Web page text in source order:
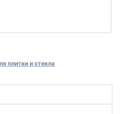
плитки и стекла